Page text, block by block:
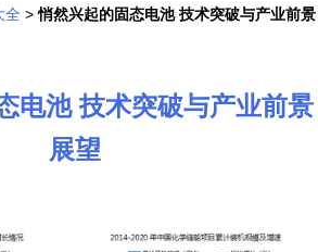
全 > 悄然兴起的固态电池 技术突破与产业前景
电池 技术突破与产业前景
展望